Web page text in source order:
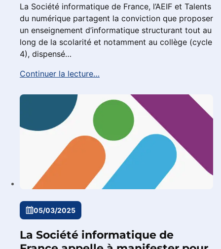
La Société informatique de France, l’AEIF et Talents
du numérique partagent la conviction que proposer
un enseignement d’informatique structurant tout au
long de la scolarité et notamment au collège (cycle
4), dispensé…
Continuer la lecture…
05/03/2025
La Société informatique de